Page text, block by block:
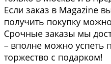
Если заказ в Magazine
получить покупку
Срочные заказы мы
– вполне можно успеть
торжество с подарком!